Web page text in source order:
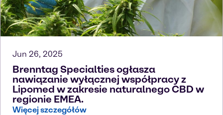
Jun 26, 2025
Brenntag Specialties ogłasza
nawiązanie wyłącznej współpracy z
Lipomed w zakresie naturalnego CBD w
regionie EMEA.
Więcej szczegółów